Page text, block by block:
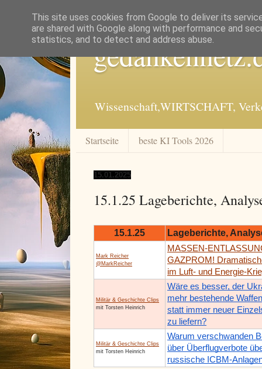
Wissenschaft,WIRTSCHAFT,
Startseite beste KI Tools 2026
15.01.2025
15.1.25 Lageberichte,
15.1.25 Lageberichte,
Mark Reicher
@MarkReicher
MASSEN-
GAZPROM!
im Luft- und Energie-
Militär & Geschichte Clips
mit Torsten Heinrich
Wäre es besser, der
mehr bestehende
statt immer neuer
zu liefern?
Militär & Geschichte Clips
mit Torsten Heinrich
Warum verschwanden
über Überflugverbote
russische ICBM-
This site uses cookies from Google to deliver its
are shared with Google along with performance and
statistics, and to detect and address abuse.